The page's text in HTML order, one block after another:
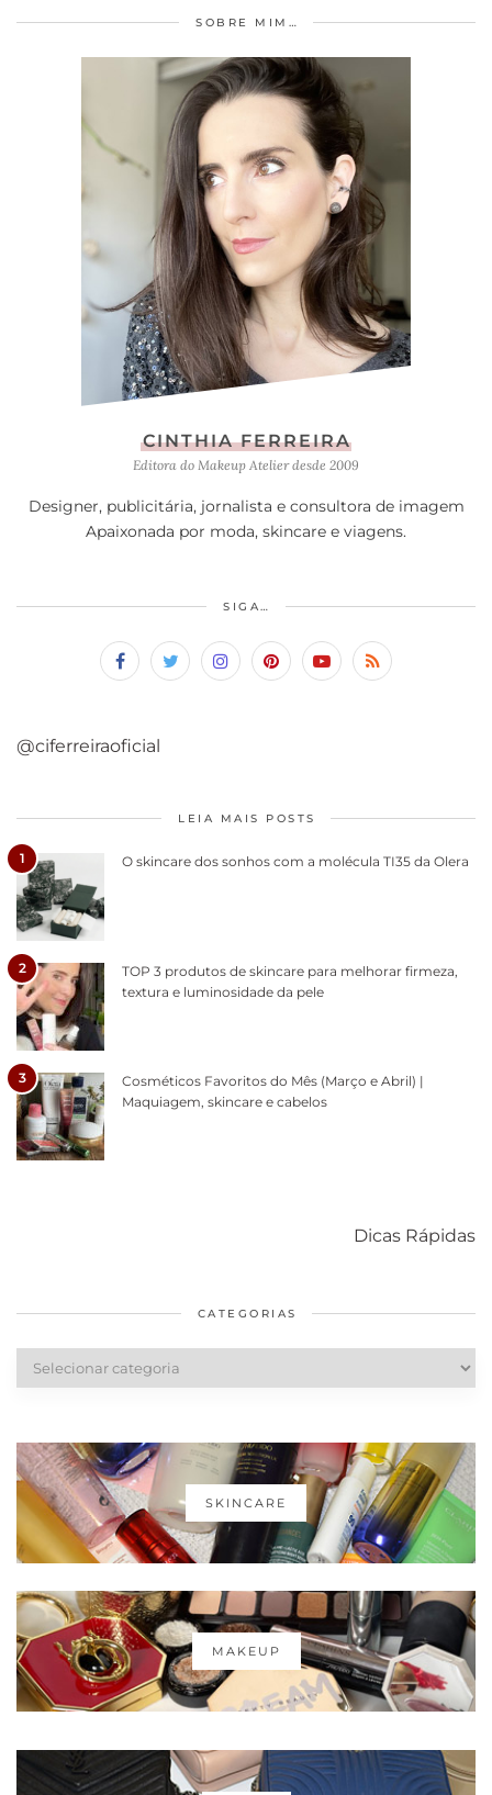
SOBRE MIM…
CINTHIA FERREIRA
Editora do Makeup Atelier desde 2009
Designer, publicitária, jornalista e consultora de imagem
Apaixonada por moda, skincare e viagens.
SIGA…
@ciferreiraoficial
LEIA MAIS POSTS
1 O skincare dos sonhos com a molécula TI35 da Olera
2
TOP 3 produtos de skincare para melhorar firmeza,
textura e luminosidade da pele
3
Cosméticos Favoritos do Mês (Março e Abril) |
Maquiagem, skincare e cabelos
Dicas Rápidas
diários
cabelos
CATEGORIAS
Categorias
SKINCARE
MAKEUP